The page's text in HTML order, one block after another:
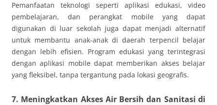
Pemanfaatan teknologi seperti aplikasi edukasi, video
pembelajaran, dan perangkat mobile yang dapat
digunakan di luar sekolah juga dapat menjadi alternatif
untuk membantu anak-anak di daerah terpencil belajar
dengan lebih efisien. Program edukasi yang terintegrasi
dengan aplikasi mobile dapat memberikan akses belajar
yang fleksibel, tanpa tergantung pada lokasi geografis.
7. Meningkatkan Akses Air Bersih dan Sanitasi di